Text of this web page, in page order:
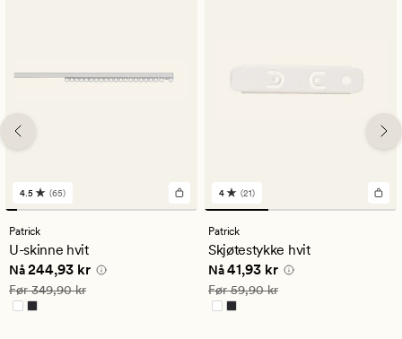
65
anmeldelser
med
en
gjennomsnittlig
vurdering
på
4.5
4.5 (65)
Patrick
U-skinne hvit
Nåværende pris
Nå244,93 kr
Vanlig pris 349,90 kr
Før349,90 kr
21
anmeldelser
med
en
gjennomsnittlig
vurdering
på
4
4 (21)
Patrick
Skjøtestykke hvit
Nåværende pris
Nå41,93 kr
Vanlig pris 59,90 kr
Før59,90 kr